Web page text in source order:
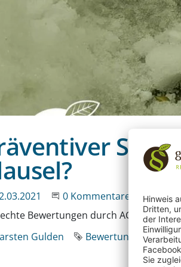
Beginne eine
0 Kommentare
Bewertungen durch AGB
Gulden Schlagwort
Bewertungen im